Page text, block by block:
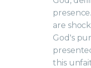
are
God's
this